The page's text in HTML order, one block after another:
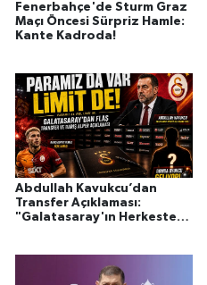
Fenerbahçe'de Sturm Graz
Maçı Öncesi Sürpriz Hamle:
Kante Kadroda!
Abdullah Kavukcu’dan
Transfer Açıklaması:
"Galatasaray'ın Herkesten